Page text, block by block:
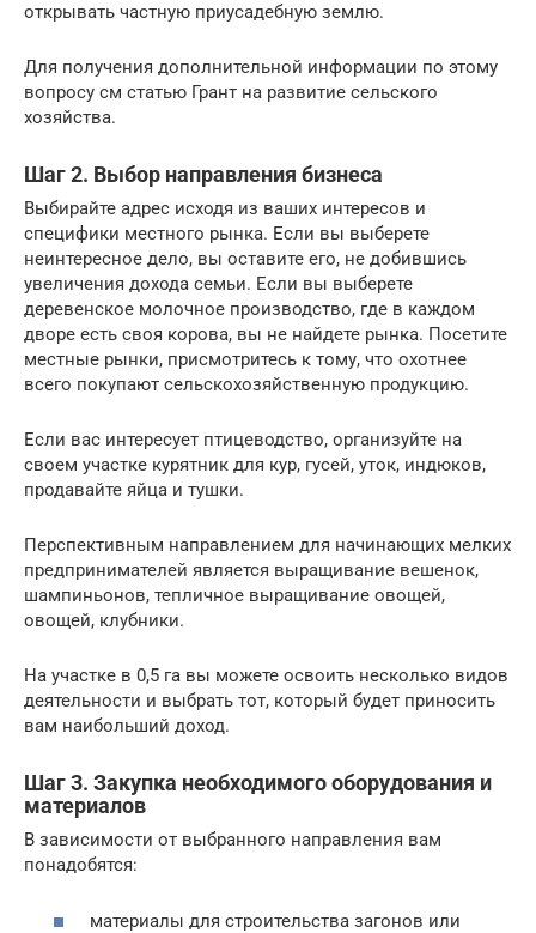
открывать частную приусадебную землю.
Для получения дополнительной информации по этому
вопросу см статью Грант на развитие сельского
хозяйства.
Шаг 2. Выбор направления бизнеса
Выбирайте адрес исходя из ваших интересов и
специфики местного рынка. Если вы выберете
неинтересное дело, вы оставите его, не добившись
увеличения дохода семьи. Если вы выберете
деревенское молочное производство, где в каждом
дворе есть своя корова, вы не найдете рынка. Посетите
местные рынки, присмотритесь к тому, что охотнее
всего покупают сельскохозяйственную продукцию.
Если вас интересует птицеводство, организуйте на
своем участке курятник для кур, гусей, уток, индюков,
продавайте яйца и тушки.
Перспективным направлением для начинающих мелких
предпринимателей является выращивание вешенок,
шампиньонов, тепличное выращивание овощей,
овощей, клубники.
На участке в 0,5 га вы можете освоить несколько видов
деятельности и выбрать тот, который будет приносить
вам наибольший доход.
Шаг 3. Закупка необходимого оборудования и
материалов
В зависимости от выбранного направления вам
понадобятся:
материалы для строительства загонов или